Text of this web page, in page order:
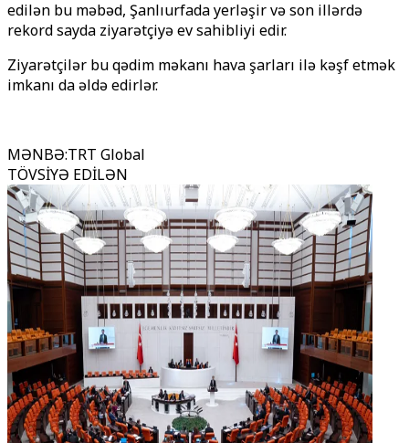
edilən bu məbəd, Şanlıurfada yerləşir və son illərdə
rekord sayda ziyarətçiyə ev sahibliyi edir.
Ziyarətçilər bu qədim məkanı hava şarları ilə kəşf etmək
imkanı da əldə edirlər.
MƏNBƏ:TRT Global
TÖVSİYƏ EDİLƏN